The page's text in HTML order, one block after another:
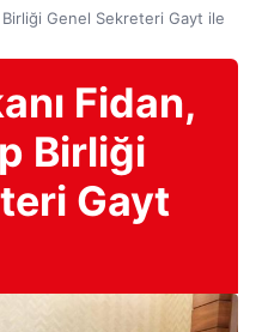
Birliği Genel Sekreteri Gayt ile
Fidan,
Birliği
Gayt